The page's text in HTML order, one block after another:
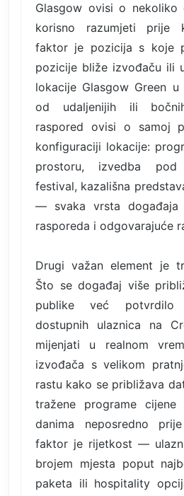
Glasgow ovisi o nekoliko
korisno razumjeti prije
faktor je pozicija s koje
pozicije bliže izvođaču ili
lokacije Glasgow Green
od udaljenijih ili
raspored ovisi o samoj
konfiguraciji lokacije:
prostoru, izvedba pod
festival, kazališna
— svaka vrsta događaja
rasporeda i odgovarajuće
Drugi važan element je
Što se događaj više
publike već potvrdilo
dostupnih ulaznica na
mijenjati u realnom
izvođača s velikom
rastu kako se približava
tražene programe
danima neposredno
faktor je rijetkost —
brojem mjesta poput
paketa ili hospitality